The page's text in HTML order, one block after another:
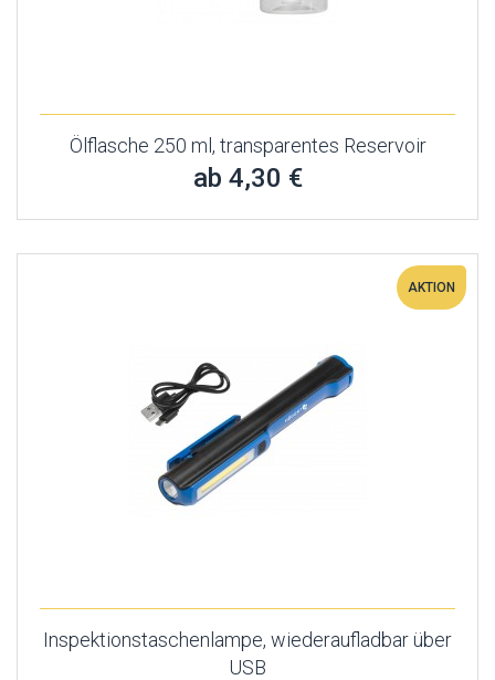
Ölflasche 250 ml, transparentes Reservoir
ab 4,30 €
AKTION
Inspektionstaschenlampe, wiederaufladbar über
USB